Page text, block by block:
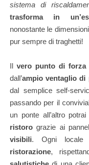
sistema di
trasforma in
nonostante le
pur sempre di traghetti!
Il vero punto di forza
dall’ampio ventaglio di
dal semplice self-
passando per il
un ponte all’altro
ristoro grazie ai
visibili. Ogni
ristorazione,